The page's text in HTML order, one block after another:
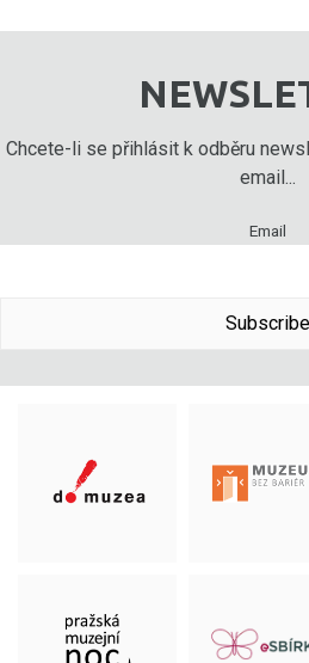
Chcete-li se přihlásit k odběru
email...
Email
Subscribe